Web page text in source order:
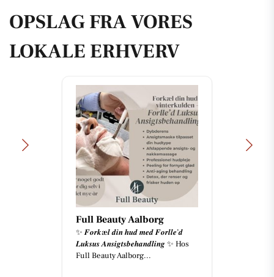
OPSLAG FRA VORES
LOKALE ERHVERV
Full Beauty Aalborg
✨ 𝑭𝒐𝒓𝒌æ𝒍 𝒅𝒊𝒏 𝒉𝒖𝒅 𝒎𝒆𝒅 𝑭𝒐𝒓𝒍𝒍𝒆’𝒅
𝑳𝒖𝒌𝒔𝒖𝒔 𝑨𝒏𝒔𝒊𝒈𝒕𝒔𝒃𝒆𝒉𝒂𝒏𝒅𝒍𝒊𝒏𝒈 ✨ Hos
Full Beauty Aalborg...